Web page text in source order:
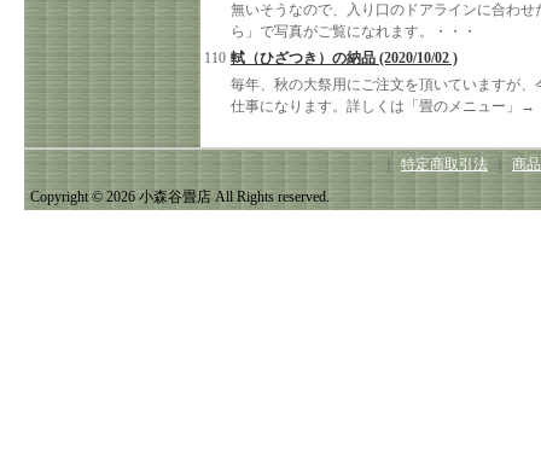
無いそうなので、入り口のドアラインに合わ
ら」で写真がご覧になれます。・・・
110 軾（ひざつき）の納品 (2020/10/02 )
毎年、秋の大祭用にご注文を頂いていますが
仕事になります。詳しくは「畳のメニュー」
｜ 特定商取引法 ｜ 商
Copyright © 2026 小森谷畳店 All Rights reserved.